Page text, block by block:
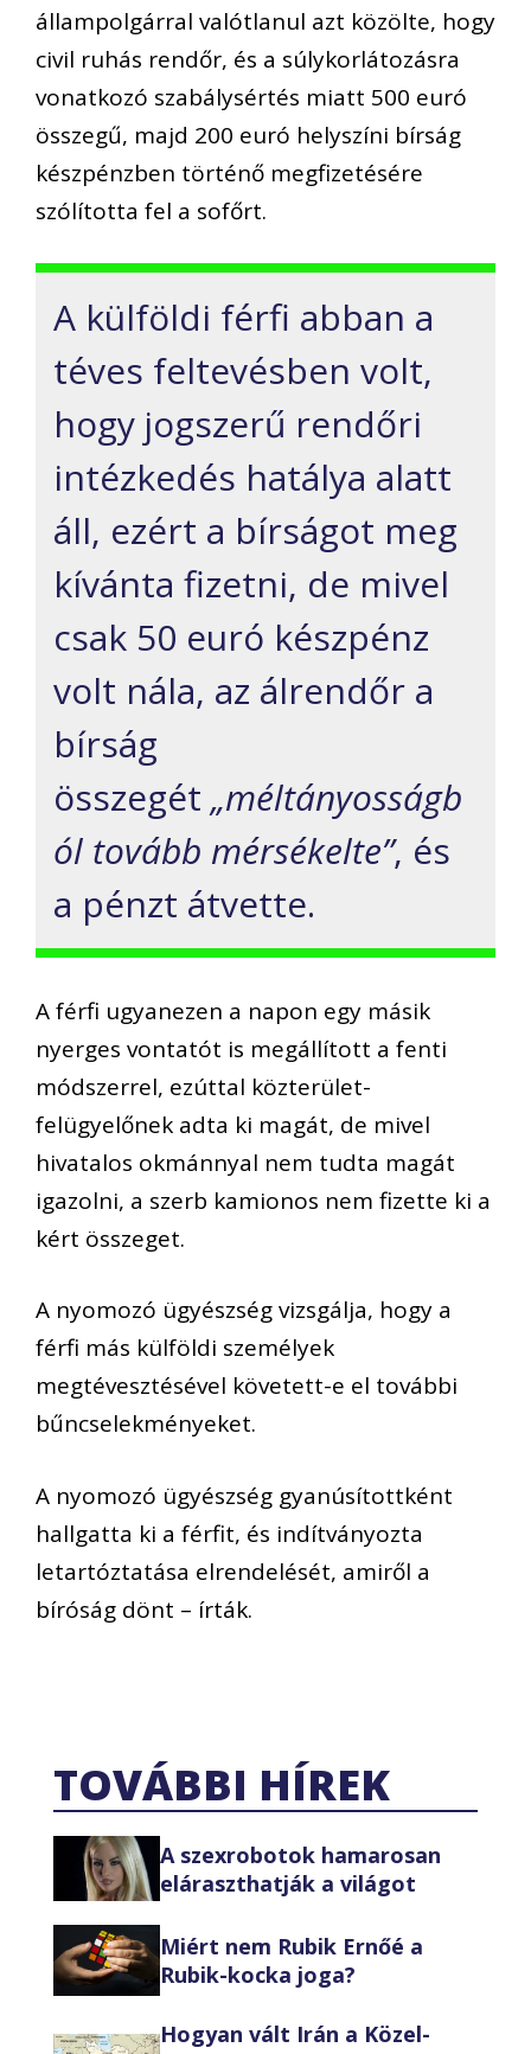
állampolgárral valótlanul azt közölte, hogy
civil ruhás rendőr, és a súlykorlátozásra
vonatkozó szabálysértés miatt 500 euró
összegű, majd 200 euró helyszíni bírság
készpénzben történő megfizetésére
szólította fel a sofőrt.
A külföldi férfi abban a
téves feltevésben volt,
hogy jogszerű rendőri
intézkedés hatálya alatt
áll, ezért a bírságot meg
kívánta fizetni, de mivel
csak 50 euró készpénz
volt nála, az álrendőr a
bírság
összegét „méltányosságb
ól tovább mérsékelte”, és
a pénzt átvette.
A férfi ugyanezen a napon egy másik
nyerges vontatót is megállított a fenti
módszerrel, ezúttal közterület-
felügyelőnek adta ki magát, de mivel
hivatalos okmánnyal nem tudta magát
igazolni, a szerb kamionos nem fizette ki a
kért összeget.
A nyomozó ügyészség vizsgálja, hogy a
férfi más külföldi személyek
megtévesztésével követett-e el további
bűncselekményeket.
A nyomozó ügyészség gyanúsítottként
hallgatta ki a férfit, és indítványozta
letartóztatása elrendelését, amiről a
bíróság dönt – írták.
TOVÁBBI HÍREK
A szexrobotok hamarosan
eláraszthatják a világot
Miért nem Rubik Ernőé a
Rubik-kocka joga?
Hogyan vált Irán a Közel-